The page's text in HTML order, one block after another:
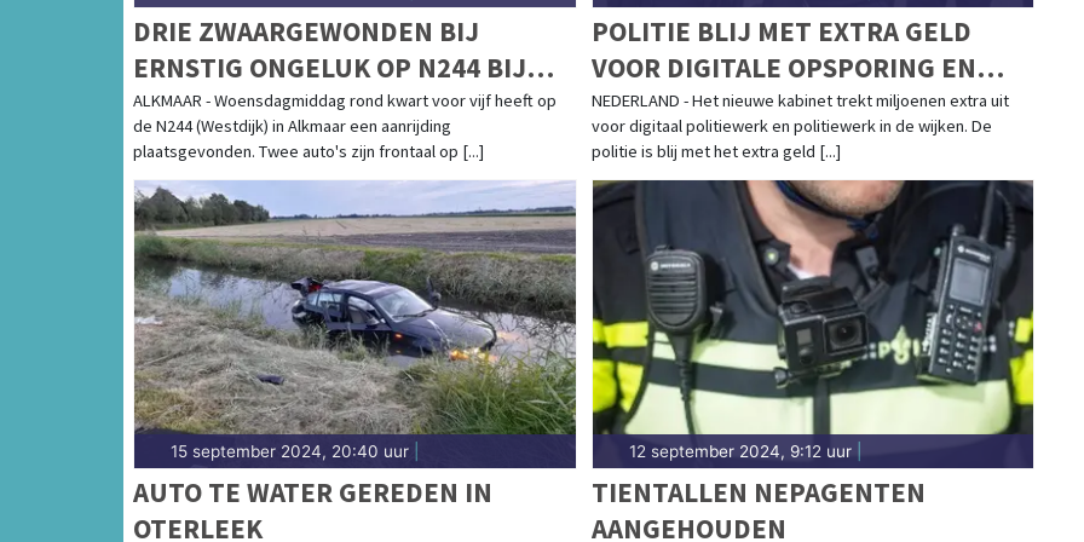
DRIE ZWAARGEWONDEN BIJ
ERNSTIG ONGELUK OP N244 BIJ
ALKMAAR
ALKMAAR - Woensdagmiddag rond kwart voor vijf heeft op
de N244 (Westdijk) in Alkmaar een aanrijding
plaatsgevonden. Twee auto's zijn frontaal op [...]
POLITIE BLIJ MET EXTRA GELD
VOOR DIGITALE OPSPORING EN
POLITIEWERK IN WIJKEN
NEDERLAND - Het nieuwe kabinet trekt miljoenen extra uit
voor digitaal politiewerk en politiewerk in de wijken. De
politie is blij met het extra geld [...]
15 september 2024, 20:40 uur
AUTO TE WATER GEREDEN IN
OTERLEEK
12 september 2024, 9:12 uur|
TIENTALLEN NEPAGENTEN
AANGEHOUDEN